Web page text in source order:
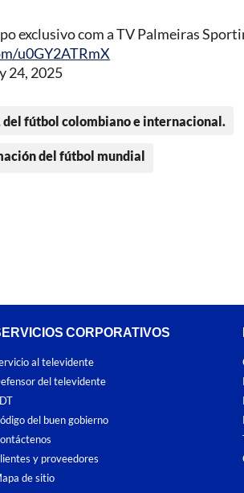
exclusivo com a TV Palmeiras
u0GY2ATRmX
24, 2025
del fútbol colombiano e internacional.
del fútbol mundial
CORPORATIVOS
al televidente
del televidente
del buen gobierno
y proveedores
de sitio